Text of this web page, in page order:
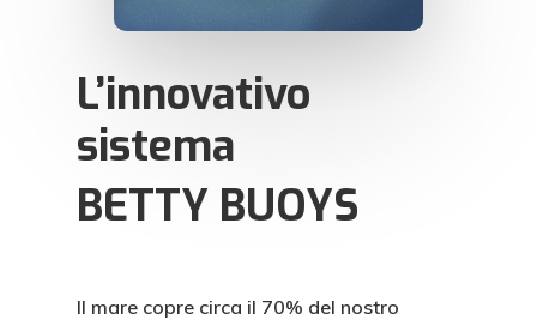
L’innovativo
sistema
BETTY BUOYS
Il mare copre circa il 70% del nostro